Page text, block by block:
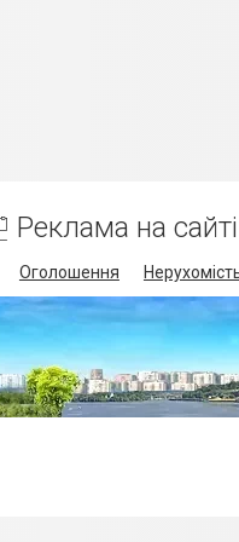
Реклама на сайті
Оголошення